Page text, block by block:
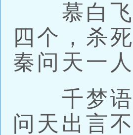
慕白飞
四个，杀
秦问天一
千梦语
问天出言